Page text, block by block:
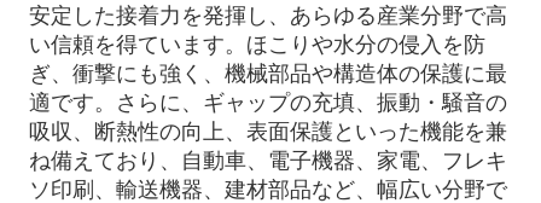
安定した接着力を発揮し、あらゆる産業分野で高
い信頼を得ています。ほこりや水分の侵入を防
ぎ、衝撃にも強く、機械部品や構造体の保護に最
適です。さらに、ギャップの充填、振動・騒音の
吸収、断熱性の向上、表面保護といった機能を兼
ね備えており、自動車、電子機器、家電、フレキ
ソ印刷、輸送機器、建材部品など、幅広い分野で